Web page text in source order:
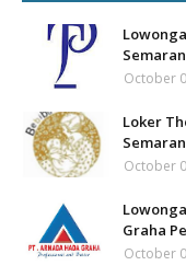
October
Loker
October
Graha
October